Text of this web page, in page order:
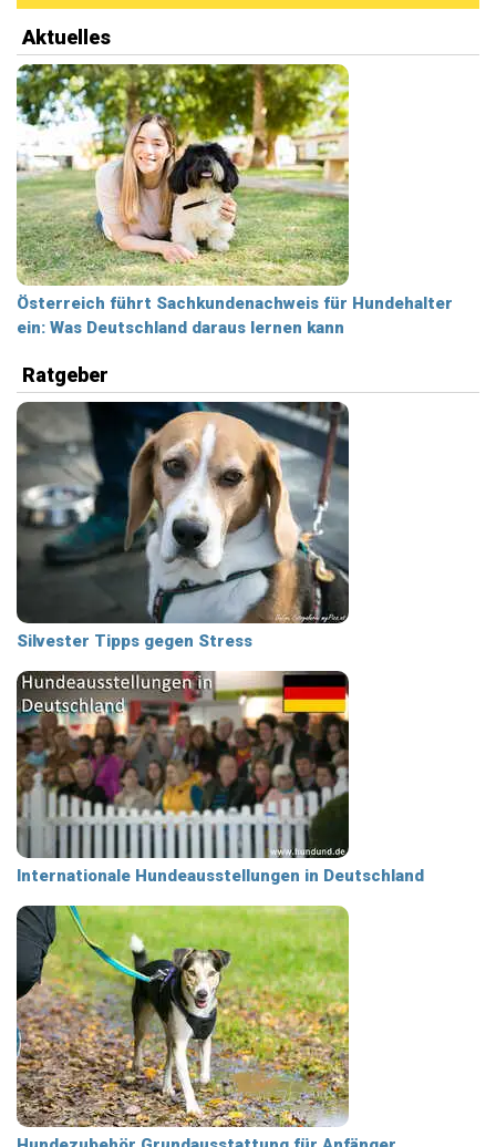
Aktuelles
Österreich führt Sachkundenachweis für Hundehalter
ein: Was Deutschland daraus lernen kann
Ratgeber
Silvester Tipps gegen Stress
Internationale Hundeausstellungen in Deutschland